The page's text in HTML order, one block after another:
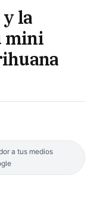
y la
mini
a tus medios